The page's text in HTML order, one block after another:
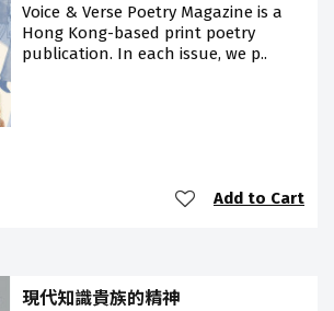
Voice & Verse Poetry Magazine is a
Hong Kong-based print poetry
publication. In each issue, we p..
Add to Cart
現代知識貴族的精神